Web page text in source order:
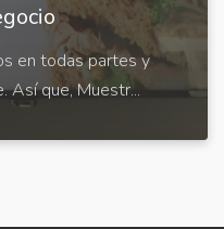
en todas partes y
Así que, Muestr...